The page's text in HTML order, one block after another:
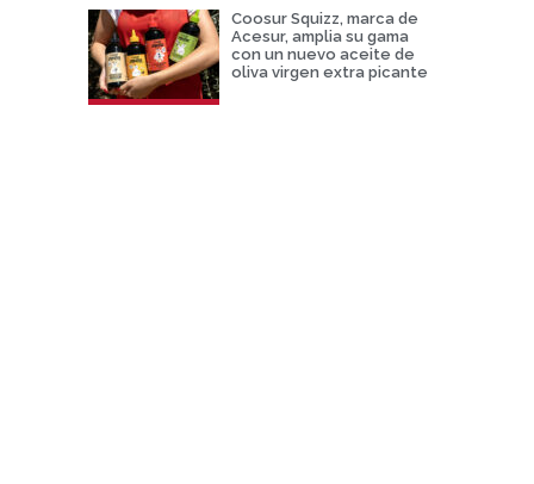
Coosur Squizz, marca de
Acesur, amplia su gama
con un nuevo aceite de
oliva virgen extra picante